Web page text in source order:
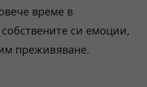
време в
си емоции,
преживяване.